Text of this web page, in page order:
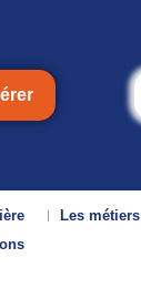
Les métiers